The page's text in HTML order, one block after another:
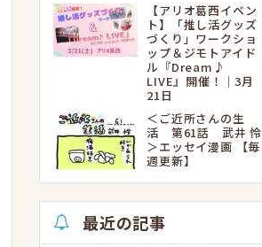
【アリオ葛西イベン
ト】「推し活グッズ
づくり」ワークショ
ップ＆ジモトアイド
ル『Dream♪
LIVE』開催！｜3月
21日
＜ご近所さんの生
活 第61話 武井 怜
＞エッセイ漫画 【毎
週更新】
最近の記事